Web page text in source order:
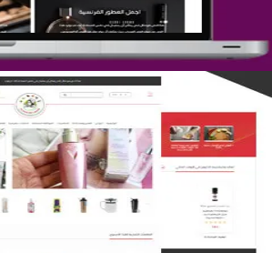
تصميم متجر لمار
التفاصيل